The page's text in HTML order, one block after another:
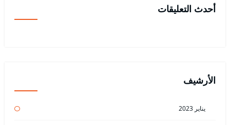
أحدث التعليقات
الأرشيف
يناير 2023